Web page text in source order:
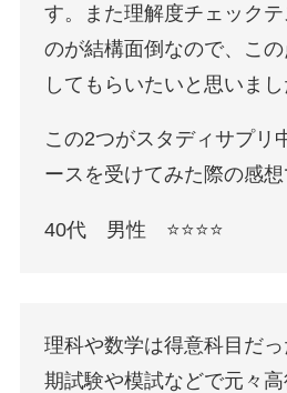
す。また理解度チェック
のが結構面倒なので、こ
してもらいたいと思いまし
この2つがスタディサプリ
ースを受けてみた際の感想
40代 男性 ⭐️⭐️⭐️⭐️
理科や数学は得意科目だ
期試験や模試などで元々